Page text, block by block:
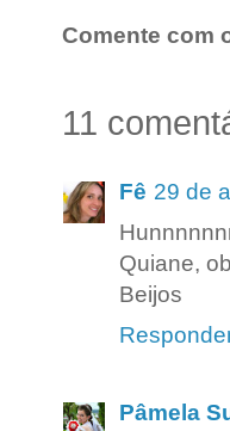
Comente com
11
Fê 29 de
Quiane,
Beijos
Pâmela